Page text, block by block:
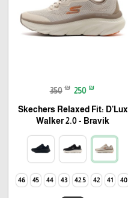
350 ₪ 250 ₪
Skechers Relaxed Fit: D'Lux
Walker 2.0 - Bravik
40
41
42
42.5
43
44
45
46